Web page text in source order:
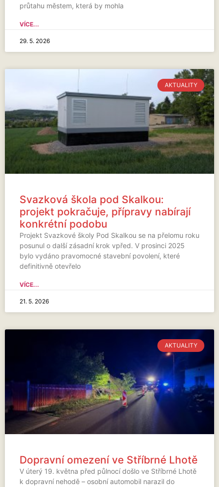
průtahu městem, která by mohla
VÍCE...
29. 5. 2026
AKTUALITY
Svazková škola pod Skalkou:
projekt pokračuje, přípravy nabírají
konkrétní podobu
Projekt Svazkové školy Pod Skalkou se na přelomu roku
posunul o další zásadní krok vpřed. V prosinci 2025
bylo vydáno pravomocné stavební povolení, které
definitivně otevřelo
VÍCE...
21. 5. 2026
AKTUALITY
Dopravní omezení ve Stříbrné Lhotě
V úterý 19. května před půlnocí došlo ve Stříbrné Lhotě
k dopravní nehodě – osobní automobil narazil do